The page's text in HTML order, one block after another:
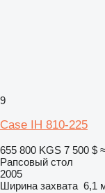
9
Case IH 810-225
655 800 KGS 7 500 $
Рапсовый стол
2005
Ширина захвата 6,1